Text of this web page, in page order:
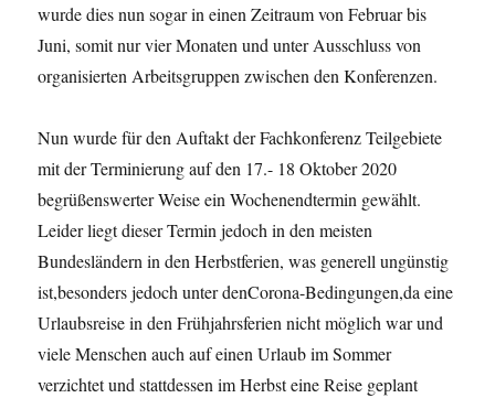
wurde dies nun sogar in einen Zeitraum von Februar bis
Juni, somit nur vier Monaten und unter Ausschluss von
organisierten Arbeitsgruppen zwischen den Konferenzen.
Nun wurde für den Auftakt der Fachkonferenz Teilgebiete
mit der Terminierung auf den 17.- 18 Oktober 2020
begrüßenswerter Weise ein Wochenendtermin gewählt.
Leider liegt dieser Termin jedoch in den meisten
Bundesländern in den Herbstferien, was generell ungünstig
ist,besonders jedoch unter denCorona-Bedingungen,da eine
Urlaubsreise in den Frühjahrsferien nicht möglich war und
viele Menschen auch auf einen Urlaub im Sommer
verzichtet und stattdessen im Herbst eine Reise geplant